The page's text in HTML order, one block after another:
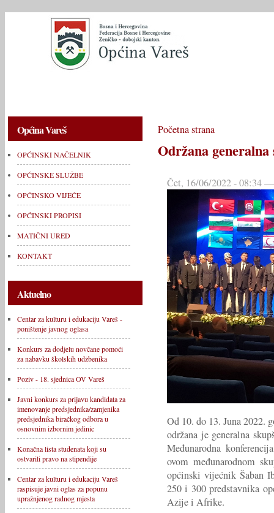
Općina Vareš
OPĆINSKI NAČELNIK
OPĆINSKE SLUŽBE
OPĆINSKO VIJEĆE
OPĆINSKI PROPISI
MATIČNI URED
KONTAKT
Aktuelno
Centar za kulturu i edukaciju Vareš -
poništenje javnog oglasa
Konkurs za dodjelu novčane pomoći
za nabavku školskih udžbenika
Poziv - 18. sjednica OV Vareš
Javni konkurs za prijavu kandidata za
imenovanje predsjednika/zamjenika
predsjednika biračkog odbora u
osnovnim izbornim jedinic
Konačna lista studenata koji su
ostvarili pravo na stipendije
Centar za kulturu i edukaciju Vareš
raspisuje javni oglas za popunu
upražnjenog radnog mjesta
Početna strana
Održana
Čet, 16/06/2022 - 08:34
Od 10. do 13. Juna 2022.
održana je generalna
Međunarodna
ovom međunarodnom
općinski vijećnik Šaban
250 i 300 predstavnika
Azije i Afrike.